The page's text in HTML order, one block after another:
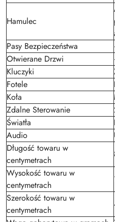
Hamulec
Pasy Bezpieczeństwa
Otwierane Drzwi
Kluczyki
Fotele
Koła
Zdalne Sterowanie
Światła
Audio
Długość towaru w
centymetrach
Wysokość towaru w
centymetrach
Szerokość towaru w
centymetrach